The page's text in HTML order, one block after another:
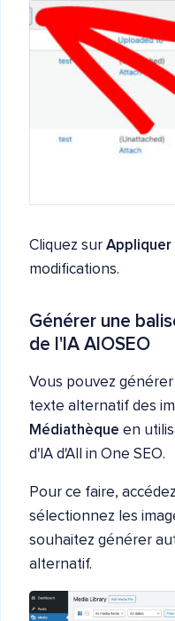
Cliquez sur Appliquer
modifications.
Générer une
de l'IA AIOSEO
Vous pouvez
texte alternatif des
Médiathèque en
d'IA d'All in One SEO.
Pour ce faire,
sélectionnez les
souhaitez générer
alternatif.